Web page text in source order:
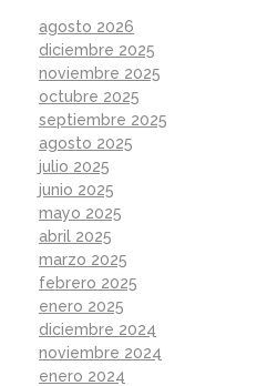
agosto 2026
diciembre 2025
noviembre 2025
octubre 2025
septiembre 2025
agosto 2025
julio 2025
junio 2025
mayo 2025
abril 2025
marzo 2025
febrero 2025
enero 2025
diciembre 2024
noviembre 2024
enero 2024